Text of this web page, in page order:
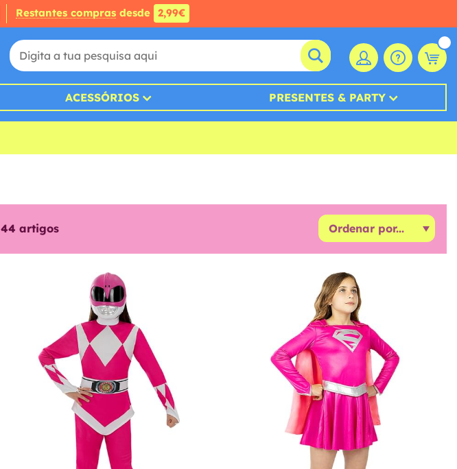
Restantes compras desde 2,99€
ACESSÓRIOS PRESENTES & PARTY
44 artigos